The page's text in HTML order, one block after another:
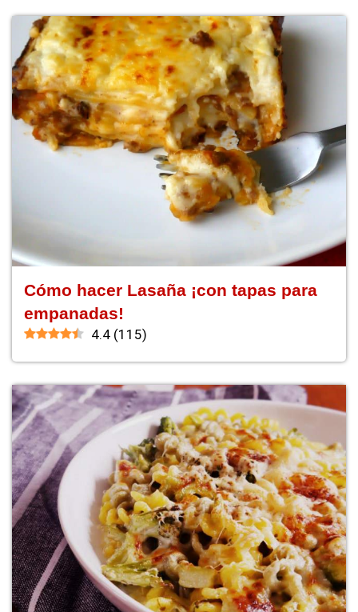
Cómo hacer Lasaña ¡con tapas para
empanadas!
4.4 (115)